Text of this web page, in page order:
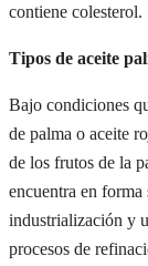
contiene colesterol.
Tipos de aceite
Bajo condiciones
de palma o aceite
de los frutos de la
encuentra en forma
industrialización y
procesos de